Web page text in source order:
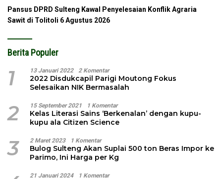
Pansus DPRD Sulteng Kawal Penyelesaian Konflik Agraria
Sawit di Tolitoli 6 Agustus 2026
Berita Populer
1 13 Januari 2022 2 Komentar
2022 Disdukcapil Parigi Moutong Fokus
Selesaikan NIK Bermasalah
2 15 September 2021 1 Komentar
Kelas Literasi Sains ‘Berkenalan’ dengan kupu-
kupu ala Citizen Science
3 2 Maret 2023 1 Komentar
Bulog Sulteng Akan Suplai 500 ton Beras Impor ke
Parimo, Ini Harga per Kg
21 Januari 2024 1 Komentar